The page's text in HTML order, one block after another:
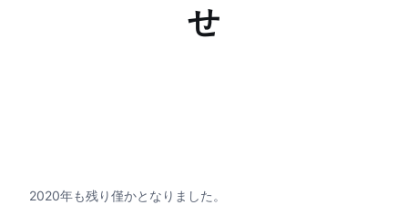
せ
2020年も残り僅かとなりました。